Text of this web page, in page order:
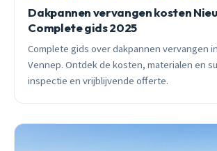
Dakpannen vervangen kosten
Complete gids 2025
Complete gids over dakpannen vervangen
Vennep. Ontdek de kosten, materialen en
inspectie en vrijblijvende offerte.